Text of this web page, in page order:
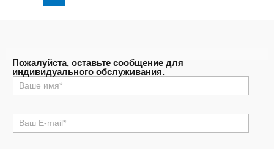
Пожалуйста, оставьте сообщение для
индивидуального обслуживания.
名
称
电
邮